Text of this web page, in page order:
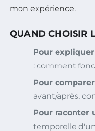
mon expérience.
QUAND CHOISIR
Pour
: comment
Pour
avant/après,
Pour raconter
temporelle